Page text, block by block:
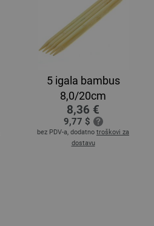
5 igala bambus
8,0/20cm
8,36 €
9,77 $
bez PDV-a, dodatno troškovi za
dostavu